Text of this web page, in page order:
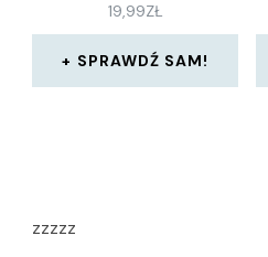
19,99ZŁ
SPRAWDŹ SAM!
zzzzz